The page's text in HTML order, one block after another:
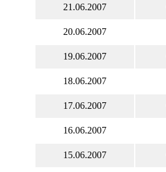
21.06.2007
20.06.2007
19.06.2007
18.06.2007
17.06.2007
16.06.2007
15.06.2007